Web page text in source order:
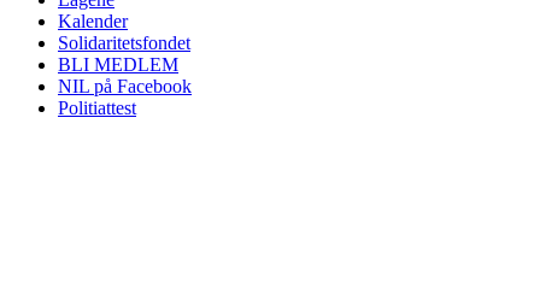
Kalender
Solidaritetsfondet
BLI MEDLEM
NIL på Facebook
Politiattest